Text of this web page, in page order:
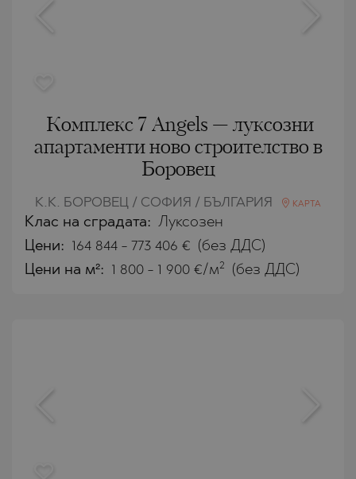
Комплекс 7 Angels — луксозни
апартаменти ново строителство в
Боровец
К.К. БОРОВЕЦ / СОФИЯ / БЪЛГАРИЯ КАРТА
Клас на сградата: Луксозен
Цени: 164 844 - 773 406 € (без ДДС)
Цени на м²: 1 800 - 1 900 €/м2 (без ДДС)